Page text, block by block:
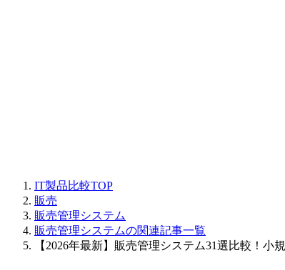
IT製品比較TOP
販売
販売管理システム
販売管理システムの関連記事一覧
【2026年最新】販売管理システム31選比較！